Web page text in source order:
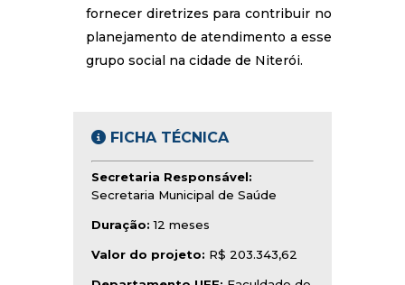
fornecer diretrizes para contribuir no
planejamento de atendimento a esse
grupo social na cidade de Niterói.
FICHA TÉCNICA
Secretaria Responsável:
Secretaria Municipal de Saúde
Duração: 12 meses
Valor do projeto: R$ 203.343,62